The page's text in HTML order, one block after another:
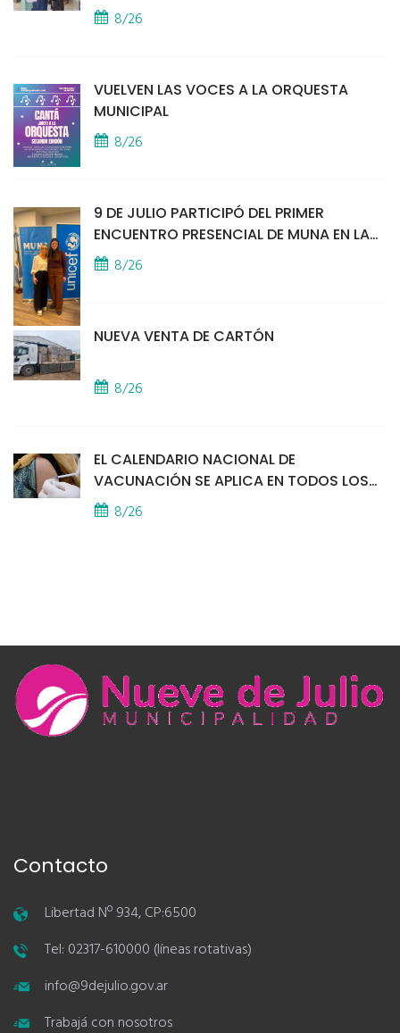
PROVINCIAL
8/26
VUELVEN LAS VOCES A LA ORQUESTA
MUNICIPAL
8/26
9 DE JULIO PARTICIPÓ DEL PRIMER
ENCUENTRO PRESENCIAL DE MUNA EN LA
SEDE DE UNICEF
8/26
NUEVA VENTA DE CARTÓN
8/26
EL CALENDARIO NACIONAL DE
VACUNACIÓN SE APLICA EN TODOS LOS
CAPS
8/26
Contacto
Libertad Nº 934, CP:6500
Tel: 02317-610000 (líneas rotativas)
info@9dejulio.gov.ar
Trabajá con nosotros